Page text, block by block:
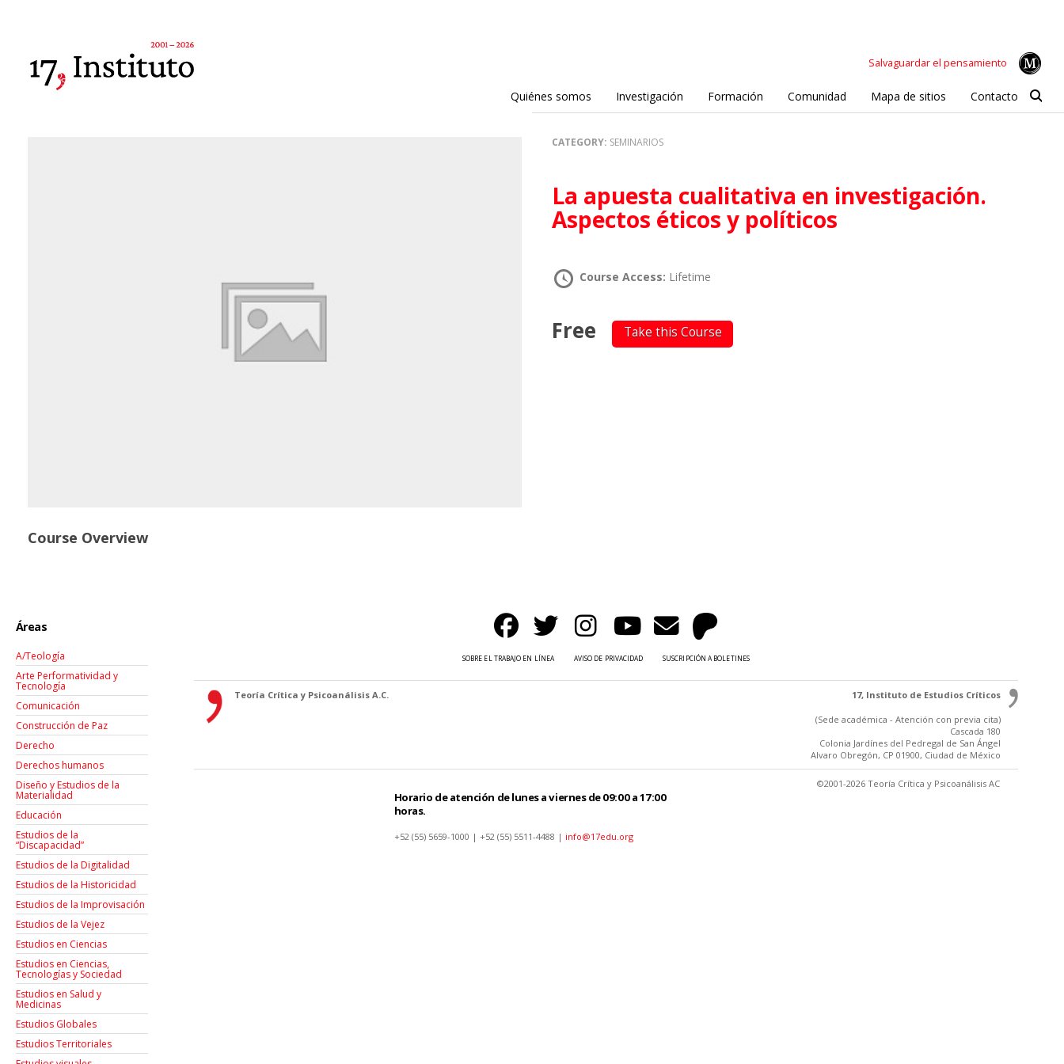
Salvaguardar el pensamiento
Quiénes somos Investigación Formación Comunidad Mapa de sitios Contacto
CATEGORY: SEMINARIOS
La apuesta cualitativa en investigación.
Aspectos éticos y políticos
Course Access: Lifetime
Free Take this Course
Course Overview
Áreas
A/Teología
Arte Performatividad y
Tecnología
Comunicación
Construcción de Paz
Derecho
Derechos humanos
Diseño y Estudios de la
Materialidad
Educación
Estudios de la
“Discapacidad”
Estudios de la Digitalidad
Estudios de la Historicidad
Estudios de la Improvisación
Estudios de la Vejez
Estudios en Ciencias
Estudios en Ciencias,
Tecnologías y Sociedad
Estudios en Salud y
Medicinas
Estudios Globales
Estudios Territoriales
SOBRE EL TRABAJO EN LÍNEA AVISO DE PRIVACIDAD SUSCRIPCIÓN A BOLETINES
Teoría Crítica y Psicoanálisis A.C. 17, Instituto de Estudios Críticos
(Sede académica - Atención con previa cita)
Cascada 180
Colonia Jardínes del Pedregal de San Ángel
Alvaro Obregón, CP 01900, Ciudad de México
Horario de atención de lunes a viernes de 09:00 a 17:00
horas.
+52 (55) 5659-1000 | +52 (55) 5511-4488 | info@17edu.org
©2001-2026 Teoría Crítica y Psicoanálisis AC